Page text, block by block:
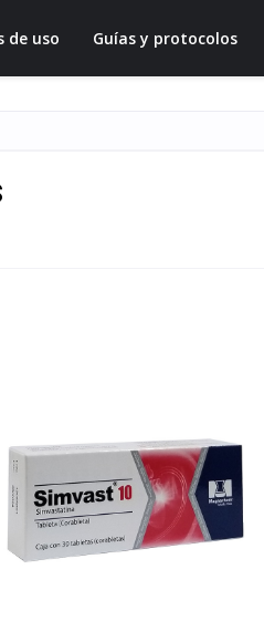
de uso Guías y protocolos